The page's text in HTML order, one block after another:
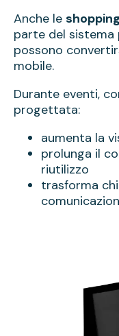
Anche le
parte del sistema
possono
mobile.
Durante eventi,
progettata:
aumenta la
prolunga il
riutilizzo
trasforma